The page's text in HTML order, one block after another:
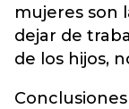
mujeres son
dejar de
de los hijos,
Conclusiones